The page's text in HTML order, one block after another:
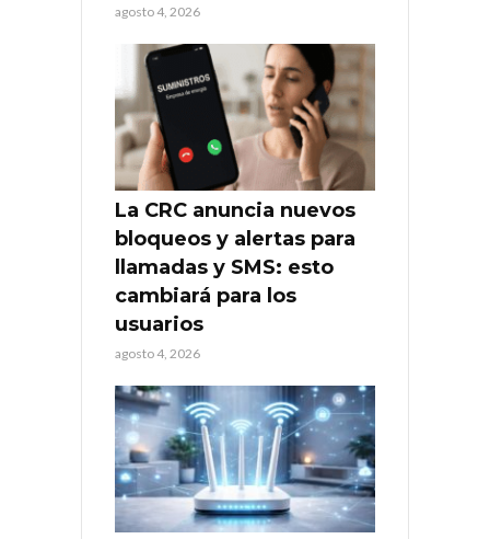
agosto 4, 2026
La CRC anuncia nuevos
bloqueos y alertas para
llamadas y SMS: esto
cambiará para los
usuarios
agosto 4, 2026